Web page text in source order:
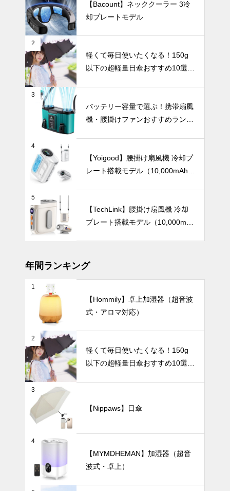
置くだけで画
になる。ホワ
イト花瓶で楽
しむモダンア
ート。
暑さ対策
バッテリー容
量で選ぶ！携
帯扇風機・腰
すすめランキ
ングTOP10
【2026年最
【2025年最
新版】暑さを
一瞬で和らげ
る！冷却プレ
すすめ10選
テーブルウェア
総まとめ！テ
ーブルウェア
で暮らしを彩
る、30のコ
レクション。
暑さ対策
【2025年最
新版】通勤・
アウトドア・
オフィスの暑
しゃれで高機
ファンおすす
インテリア小物
北欧からモダ
【Bacount】ネッククーラー 3冷
却プレートモデル
2
軽くて毎日使いたくなる！150g
以下の超軽量日傘おすすめ10選
3
バッテリー容量で選ぶ！携帯扇風
機・腰掛けファンおすすめランキ
4
【Yoigood】腰掛け扇風機 冷却プ
レート搭載モデル（10,000mAh・
5
【TechLink】腰掛け扇風機 冷却
プレート搭載モデル（10,000mA
年間ランキング
1
【Hommily】卓上加湿器（超音波
式・アロマ対応）
2
軽くて毎日使いたくなる！150g
以下の超軽量日傘おすすめ10選
3
【Nippaws】日傘
4
【MYMDHEMAN】加湿器（超音
波式・卓上）